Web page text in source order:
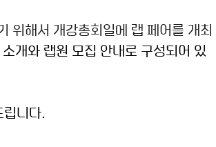
해서 개강총회일에 랩 페어를 개최
개와 랩원 모집 안내로 구성되어 있
니다.